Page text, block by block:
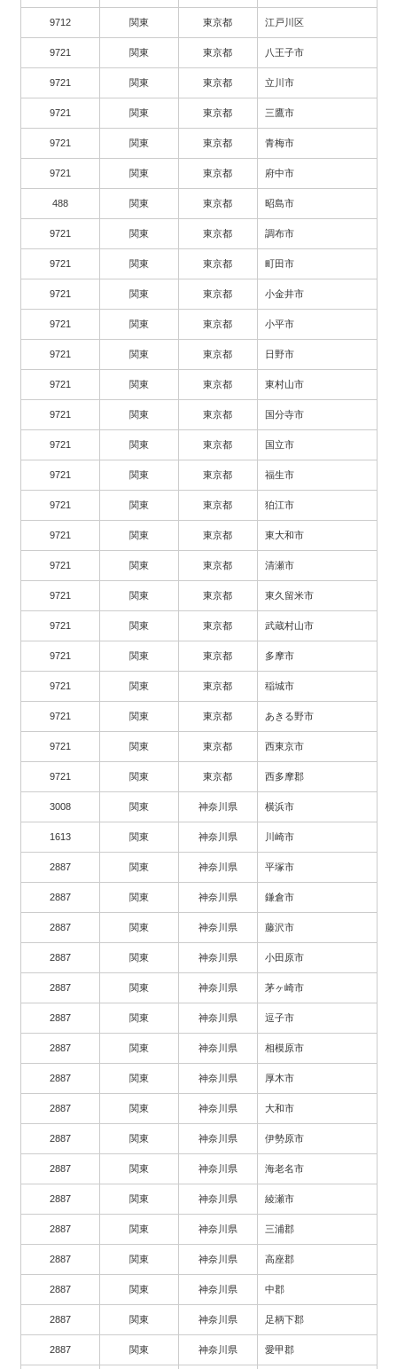
9712 関東 東京都 江戸川区
9721 関東 東京都 八王子市
9721 関東 東京都 立川市
9721 関東 東京都 三鷹市
9721 関東 東京都 青梅市
9721 関東 東京都 府中市
488 関東 東京都 昭島市
9721 関東 東京都 調布市
9721 関東 東京都 町田市
9721 関東 東京都 小金井市
9721 関東 東京都 小平市
9721 関東 東京都 日野市
9721 関東 東京都 東村山市
9721 関東 東京都 国分寺市
9721 関東 東京都 国立市
9721 関東 東京都 福生市
9721 関東 東京都 狛江市
9721 関東 東京都 東大和市
9721 関東 東京都 清瀬市
9721 関東 東京都 東久留米市
9721 関東 東京都 武蔵村山市
9721 関東 東京都 多摩市
9721 関東 東京都 稲城市
9721 関東 東京都 あきる野市
9721 関東 東京都 西東京市
9721 関東 東京都 西多摩郡
3008 関東 神奈川県 横浜市
1613 関東 神奈川県 川崎市
2887 関東 神奈川県 平塚市
2887 関東 神奈川県 鎌倉市
2887 関東 神奈川県 藤沢市
2887 関東 神奈川県 小田原市
2887 関東 神奈川県 茅ヶ崎市
2887 関東 神奈川県 逗子市
2887 関東 神奈川県 相模原市
2887 関東 神奈川県 厚木市
2887 関東 神奈川県 大和市
2887 関東 神奈川県 伊勢原市
2887 関東 神奈川県 海老名市
2887 関東 神奈川県 綾瀬市
2887 関東 神奈川県 三浦郡
2887 関東 神奈川県 高座郡
2887 関東 神奈川県 中郡
2887 関東 神奈川県 足柄下郡
2887 関東 神奈川県 愛甲郡